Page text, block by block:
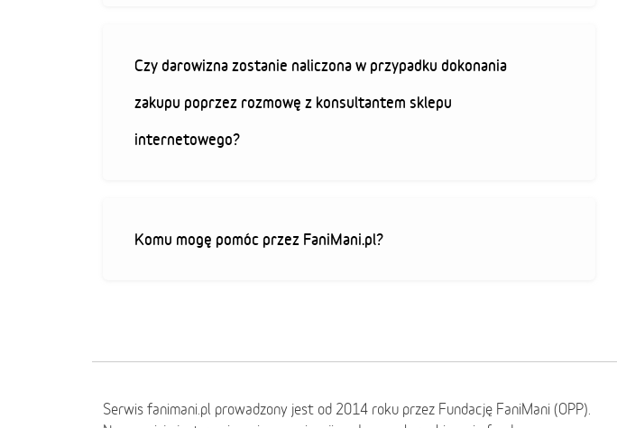
Czy darowizna zostanie naliczona w przypadku dokonania
zakupu poprzez rozmowę z konsultantem sklepu
internetowego?
Komu mogę pomóc przez FaniMani.pl?
Serwis fanimani.pl prowadzony jest od 2014 roku przez Fundację FaniMani (OPP).